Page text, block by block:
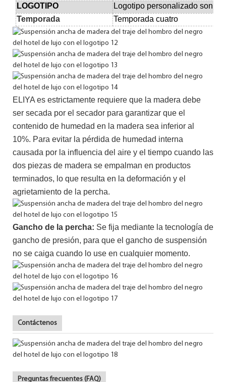
LOGOTIPO
Logotipo personalizado son
Temporada
Temporada cuatro
ELIYA es estrictamente requiere que la madera debe
ser secada por el secador para garantizar que el
contenido de humedad en la madera sea inferior al
10%. Para evitar la pérdida de humedad interna
causada por la influencia del aire y el tiempo cuando las
dos piezas de madera se empalman en productos
terminados, lo que resulta en la deformación y el
agrietamiento de la percha.
Gancho de la percha: Se fija mediante la tecnología de
gancho de presión, para que el gancho de suspensión
no se caiga cuando lo use en cualquier momento.
Contáctenos
Preguntas frecuentes (FAQ)